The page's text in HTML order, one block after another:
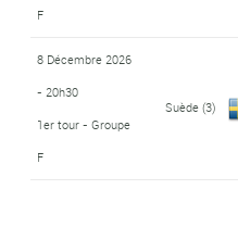
F
8 Décembre 2026
- 20h30
1er tour - Groupe
F
Suède(3)